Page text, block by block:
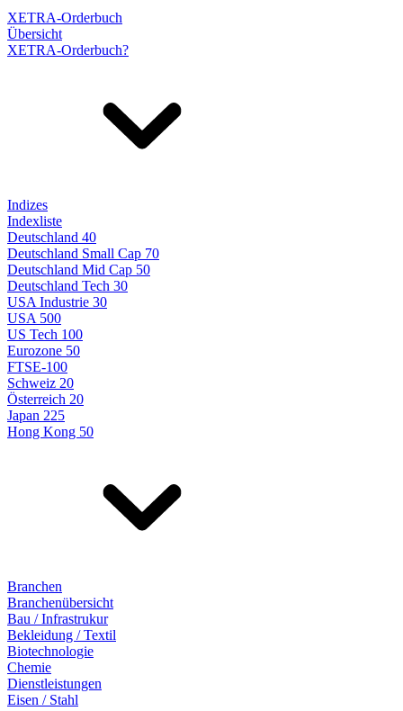
XETRA-Orderbuch
Übersicht
XETRA-Orderbuch?
Indizes
Indexliste
Deutschland 40
Deutschland Small Cap 70
Deutschland Mid Cap 50
Deutschland Tech 30
USA Industrie 30
USA 500
US Tech 100
Eurozone 50
FTSE-100
Schweiz 20
Österreich 20
Japan 225
Hong Kong 50
Branchen
Branchenübersicht
Bau / Infrastrukur
Bekleidung / Textil
Biotechnologie
Chemie
Dienstleistungen
Eisen / Stahl